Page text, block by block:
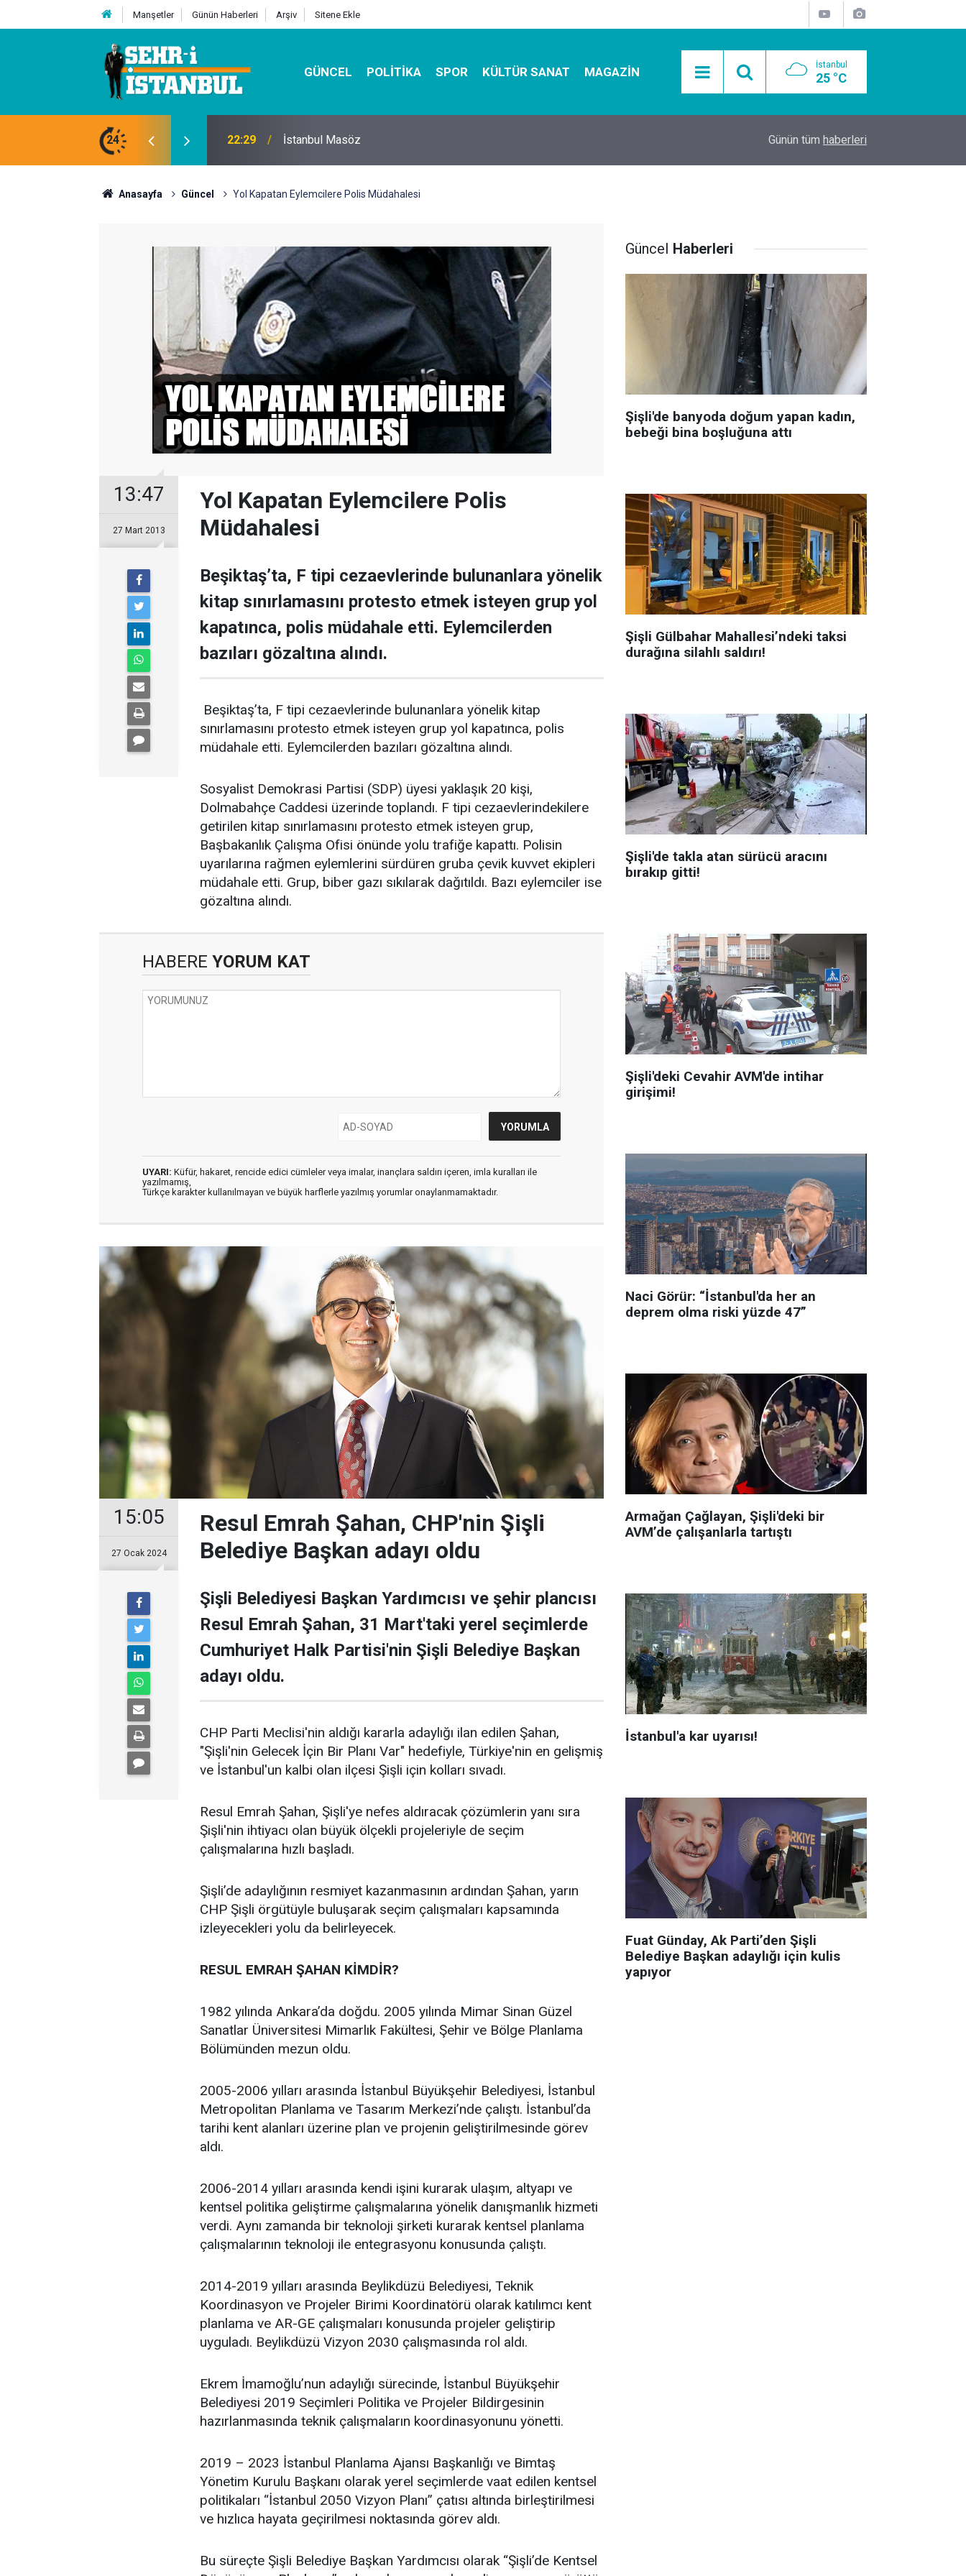
Manşetler Günün Haberleri Arşiv Sitene Ekle
GÜNCEL POLITIKA SPOR KÜLTÜR SANAT MAGAZIN İstanbul
25 °C
24 07:32 Kutu Sihirbazı ile Estetik, Dayanıklı ve Çevre Dostu Ambalaj Mobil Araçlarla Hayır Lokması Dağıtımının
Günün tüm haberleri
Anasayfa Güncel Yol Kapatan Eylemcilere Polis Müdahalesi
13:47
27 Mart 2013
Yol Kapatan Eylemcilere Polis
Müdahalesi
Beşiktaş’ta, F tipi cezaevlerinde bulunanlara yönelik
kitap sınırlamasını protesto etmek isteyen grup yol
kapatınca, polis müdahale etti. Eylemcilerden
bazıları gözaltına alındı.
Beşiktaş’ta, F tipi cezaevlerinde bulunanlara yönelik kitap
sınırlamasını protesto etmek isteyen grup yol kapatınca, polis
müdahale etti. Eylemcilerden bazıları gözaltına alındı.
Sosyalist Demokrasi Partisi (SDP) üyesi yaklaşık 20 kişi,
Dolmabahçe Caddesi üzerinde toplandı. F tipi cezaevlerindekilere
getirilen kitap sınırlamasını protesto etmek isteyen grup,
Başbakanlık Çalışma Ofisi önünde yolu trafiğe kapattı. Polisin
uyarılarına rağmen eylemlerini sürdüren gruba çevik kuvvet ekipleri
müdahale etti. Grup, biber gazı sıkılarak dağıtıldı. Bazı eylemciler ise
gözaltına alındı.
HABERE YORUM KAT
UYARI: Küfür, hakaret, rencide edici cümleler veya imalar, inançlara saldırı içeren, imla kuralları ile
yazılmamış,
Türkçe karakter kullanılmayan ve büyük harflerle yazılmış yorumlar onaylanmamaktadır.
15:05
27 Ocak 2024
Resul Emrah Şahan, CHP'nin Şişli
Belediye Başkan adayı oldu
Şişli Belediyesi Başkan Yardımcısı ve şehir plancısı
Resul Emrah Şahan, 31 Mart'taki yerel seçimlerde
Cumhuriyet Halk Partisi'nin Şişli Belediye Başkan
adayı oldu.
CHP Parti Meclisi'nin aldığı kararla adaylığı ilan edilen Şahan,
"Şişli'nin Gelecek İçin Bir Planı Var" hedefiyle, Türkiye'nin en gelişmiş
ve İstanbul'un kalbi olan ilçesi Şişli için kolları sıvadı.
Resul Emrah Şahan, Şişli'ye nefes aldıracak çözümlerin yanı sıra
Şişli'nin ihtiyacı olan büyük ölçekli projeleriyle de seçim
çalışmalarına hızlı başladı.
Şişli’de adaylığının resmiyet kazanmasının ardından Şahan, yarın
CHP Şişli örgütüyle buluşarak seçim çalışmaları kapsamında
izleyecekleri yolu da belirleyecek.
RESUL EMRAH ŞAHAN KİMDİR?
1982 yılında Ankara’da doğdu. 2005 yılında Mimar Sinan Güzel
Sanatlar Üniversitesi Mimarlık Fakültesi, Şehir ve Bölge Planlama
Bölümünden mezun oldu.
2005-2006 yılları arasında İstanbul Büyükşehir Belediyesi, İstanbul
Metropolitan Planlama ve Tasarım Merkezi’nde çalıştı. İstanbul’da
tarihi kent alanları üzerine plan ve projenin geliştirilmesinde görev
aldı.
2006-2014 yılları arasında kendi işini kurarak ulaşım, altyapı ve
kentsel politika geliştirme çalışmalarına yönelik danışmanlık hizmeti
verdi. Aynı zamanda bir teknoloji şirketi kurarak kentsel planlama
çalışmalarının teknoloji ile entegrasyonu konusunda çalıştı.
2014-2019 yılları arasında Beylikdüzü Belediyesi, Teknik
Koordinasyon ve Projeler Birimi Koordinatörü olarak katılımcı kent
planlama ve AR-GE çalışmaları konusunda projeler geliştirip
uyguladı. Beylikdüzü Vizyon 2030 çalışmasında rol aldı.
Ekrem İmamoğlu’nun adaylığı sürecinde, İstanbul Büyükşehir
Belediyesi 2019 Seçimleri Politika ve Projeler Bildirgesinin
hazırlanmasında teknik çalışmaların koordinasyonunu yönetti.
2019 – 2023 İstanbul Planlama Ajansı Başkanlığı ve Bimtaş
Yönetim Kurulu Başkanı olarak yerel seçimlerde vaat edilen kentsel
politikaları “İstanbul 2050 Vizyon Planı” çatısı altında birleştirilmesi
ve hızlıca hayata geçirilmesi noktasında görev aldı.
Bu süreçte Şişli Belediye Başkan Yardımcısı olarak “Şişli’de Kentsel
Güncel Haberleri
Şişli'de banyoda doğum yapan kadın,
bebeği bina boşluğuna attı
Şişli Gülbahar Mahallesi’ndeki taksi
durağına silahlı saldırı!
Şişli'de takla atan sürücü aracını
bırakıp gitti!
Şişli'deki Cevahir AVM'de intihar
girişimi!
Naci Görür: “İstanbul'da her an
deprem olma riski yüzde 47”
Armağan Çağlayan, Şişli'deki bir
AVM’de çalışanlarla tartıştı
İstanbul'a kar uyarısı!
Fuat Günday, Ak Parti’den Şişli
Belediye Başkan adaylığı için kulis
yapıyor